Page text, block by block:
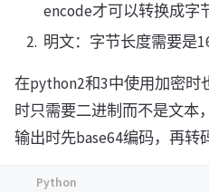
encode才可以转换成字
明文：字节长度需要是
在python2和3中使用加密时
时只需要二进制而不是文本
输出时先base64编码，再转